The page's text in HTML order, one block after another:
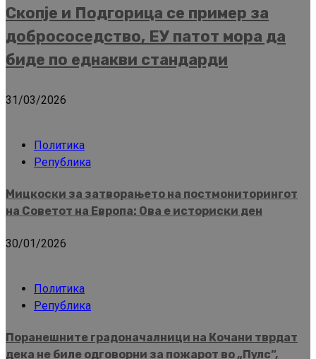
Скопје и Подгорица се пример за
добрососедство, ЕУ патот мора да
биде по еднакви стандарди
31/03/2026
Политика
Република
Мицкоски за затворањето на постмониторингот
на Советот на Европа: Ова е историски ден
30/01/2026
Политика
Република
Поранешните градоначалници на Кочани тврдат
дека не биле одговорни за пожарот во „Пулс“,